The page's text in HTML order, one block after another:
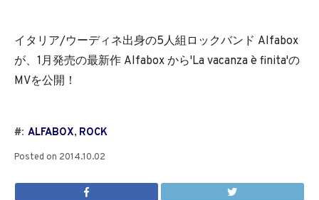
イタリア/ウーディネ出身の5人組ロックバンド Alfabox
が、1月発売の最新作 Alfabox から'La vacanza è finita'の
MVを公開！
#: ALFABOX, ROCK
Posted on 2014.10.02